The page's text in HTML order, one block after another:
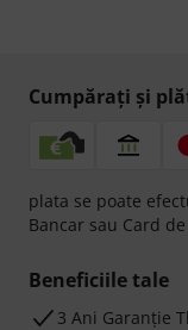
Cumpărați și
plata se poate
Bancar sau Card
Beneficiile tale
3 Ani Garanție